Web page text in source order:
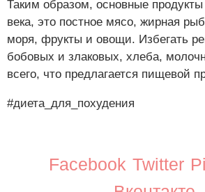
Таким образом, основные
века, это постное мясо, жирная
моря, фрукты и овощи. Избегать
бобовых и злаковых, хлеба,
всего, что предлагается пищевой
#диета_для_похудения
Facebook Twitter